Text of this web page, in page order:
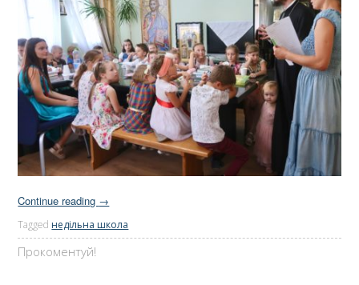
Continue reading →
Tagged недільна школа
Прокоментуй!